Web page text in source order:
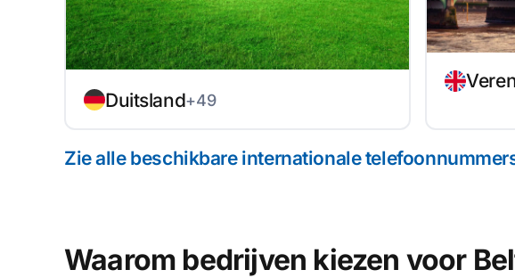
Duitsland+49
Zie alle beschikbare internationale
Waarom bedrijven kiezen voor